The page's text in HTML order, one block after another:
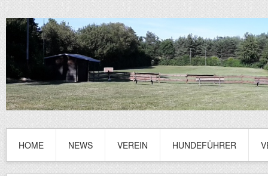
HOME NEWS VEREIN HUNDEFÜHRER